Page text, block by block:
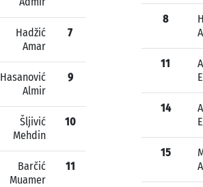
Hadžić
Amar
7
Hasanović
Almir
9
Šljivić
Mehdin
10
Barčić
Muamer
11
8
11
14
15